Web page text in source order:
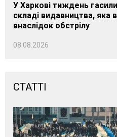
У Харкові тиждень
складі видавництва, яка
внаслідок обстрілу
08.08.2026
СТАТТІ